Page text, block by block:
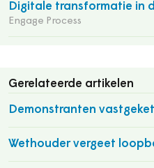
Digitale transformatie in
Engage Process
Gerelateerde artikelen
Demonstranten
Wethouder vergeet